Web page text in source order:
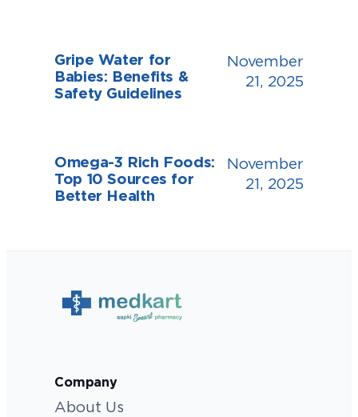
Gripe Water for
Babies: Benefits &
Safety Guidelines
November
21, 2025
Omega-3 Rich Foods:
Top 10 Sources for
Better Health
November
21, 2025
Company
About Us